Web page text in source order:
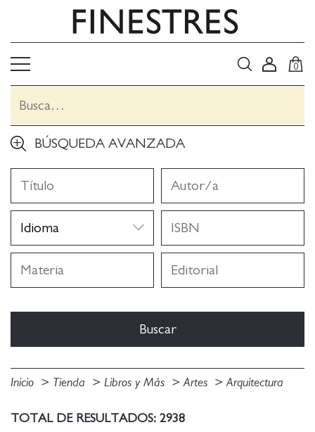
0
BÚSQUEDA AVANZADA
Inicio Tienda Libros y Más Artes Arquitectura
TOTAL DE RESULTADOS: 2938